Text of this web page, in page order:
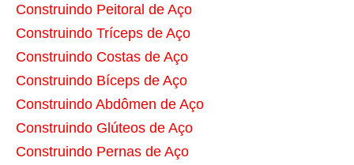
Construindo Peitoral de Aço
Construindo Tríceps de Aço
Construindo Costas de Aço
Construindo Bíceps de Aço
Construindo Abdômen de Aço
Construindo Glúteos de Aço
Construindo Pernas de Aço